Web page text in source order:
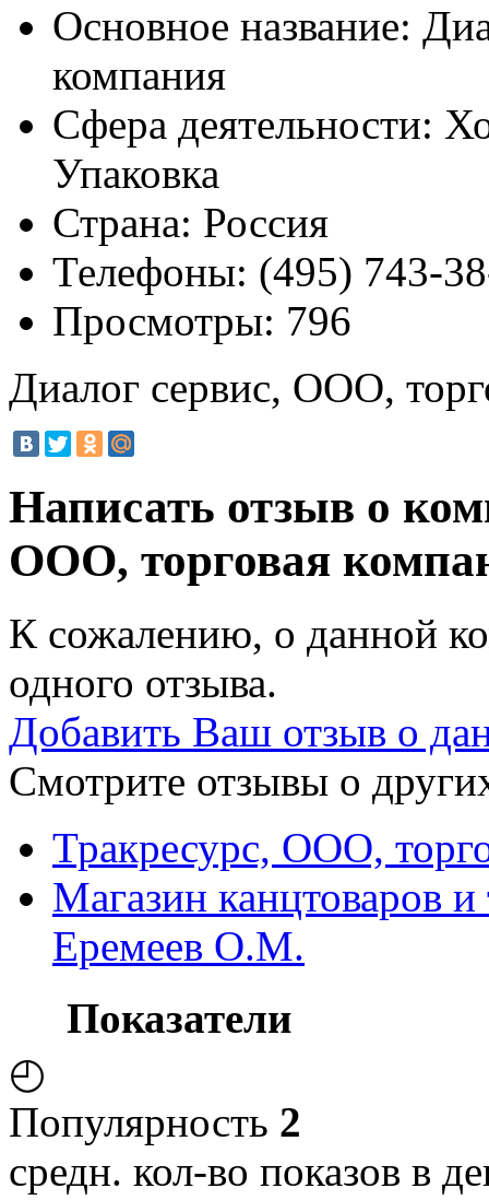
Основное название:
компания
Сфера деятельности:
Упаковка
Страна: Россия
Телефоны: (495) 743-
Просмотры: 796
Диалог сервис, ООО,
Написать отзыв о
ООО, торговая
К сожалению, о данной
одного отзыва.
Добавить Ваш отзыв о
Смотрите отзывы о
Тракресурс, ООО,
Магазин канцтоваров
Еремеев О.М.
Показатели
◴
Популярность 2
средн. кол-во показов в